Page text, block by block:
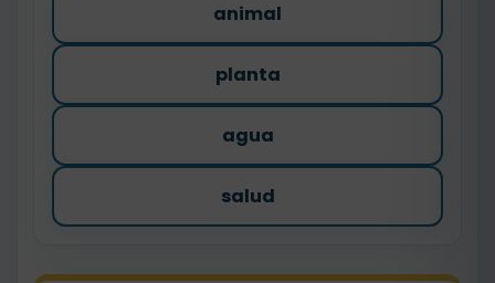
animal
planta
agua
salud